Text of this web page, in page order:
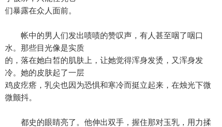
们暴露在众人面前。
帐中的男人们发出啧啧的赞叹声，有人甚至咽了咽口
水。那些目光像是实质
的，落在她白皙的肌肤上，让她觉得浑身发烫，又浑身发
冷。她的皮肤起了一层
鸡皮疙瘩，乳尖也因为恐惧和寒冷而挺立起来，在烛光下微
微颤抖。
都史的眼睛亮了。他伸出双手，握住那对玉乳，用力揉